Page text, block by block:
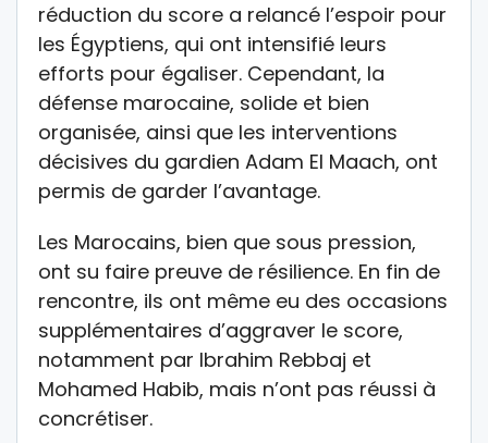
réduction du score a relancé l’espoir pour
les Égyptiens, qui ont intensifié leurs
efforts pour égaliser. Cependant, la
défense marocaine, solide et bien
organisée, ainsi que les interventions
décisives du gardien Adam El Maach, ont
permis de garder l’avantage.
Les Marocains, bien que sous pression,
ont su faire preuve de résilience. En fin de
rencontre, ils ont même eu des occasions
supplémentaires d’aggraver le score,
notamment par Ibrahim Rebbaj et
Mohamed Habib, mais n’ont pas réussi à
concrétiser.